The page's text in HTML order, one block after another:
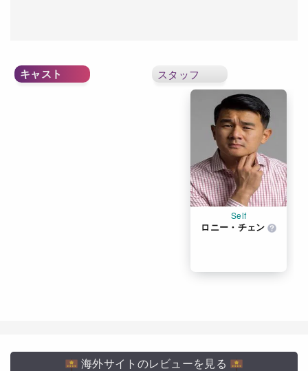
スタッフ
キャスト
Self
ロニー・チェン
海外サイトのレビューを見る